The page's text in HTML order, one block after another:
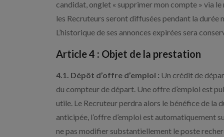
candidat, onglet « supprimer mon compte » via
les Recruteurs seront diffusées pendant la durée
L’historique de ses annonces expirées sera
Article 4 : Objet de la prestation
4.1. Dépôt d’offre d’emploi : Un crédit de
du compteur de départ. Une offre d’emploi est
utile. Le Recruteur perdra alors le bénéfice de la
anticipée, l’offre d’emploi est automatiquement
ne pas modifier substantiellement le poste